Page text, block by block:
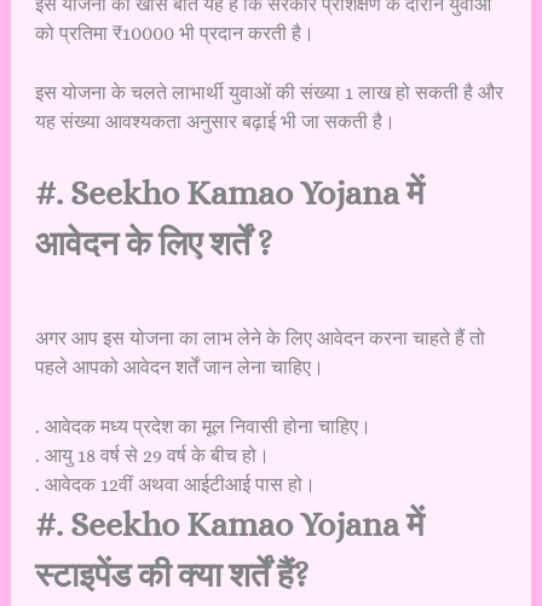
को प्रतिमा ₹10000 भी प्रदान करती है।
इस योजना के चलते लाभार्थी युवाओं की संख्या 1 लाख हो सकती है और
यह संख्या आवश्यकता अनुसार बढ़ाई भी जा सकती है।
#. Seekho Kamao Yojana में
आवेदन के लिए शर्तें ?
अगर आप इस योजना का लाभ लेने के लिए आवेदन करना चाहते हैं तो
पहले आपको आवेदन शर्तें जान लेना चाहिए।
. आवेदक मध्य प्रदेश का मूल निवासी होना चाहिए।
. आयु 18 वर्ष से 29 वर्ष के बीच हो।
. आवेदक 12वीं अथवा आईटीआई पास हो।
#. Seekho Kamao Yojana में
स्टाइपेंड की क्या शर्तें हैं?